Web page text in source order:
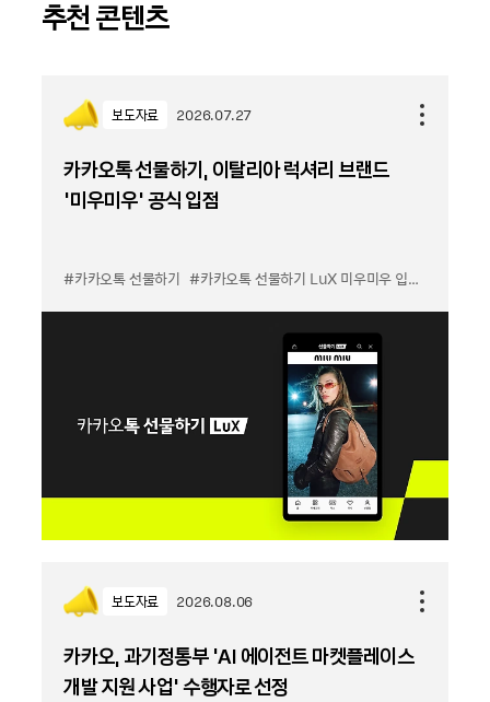
추천 콘텐츠
보도자료 2026.07.27
카카오톡 선물하기, 이탈리아 럭셔리 브랜드
'미우미우' 공식 입점
#카카오톡 선물하기 #카카오톡 선물하기 LuX 미우미우 입점
보도자료 2026.08.06
카카오, 과기정통부 ‘AI 에이전트 마켓플레이스
개발 지원 사업’ 수행자로 선정